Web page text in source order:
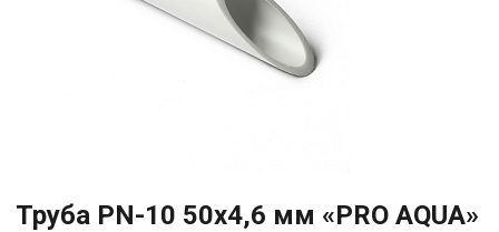
Труба PN-10 50х4,6 мм «PRO AQUA»